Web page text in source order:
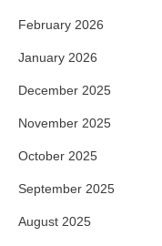
February 2026
January 2026
December 2025
November 2025
October 2025
September 2025
August 2025